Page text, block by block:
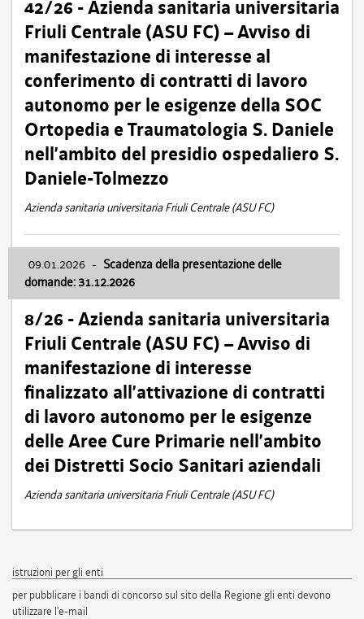
42/26 - Azienda sanitaria universitaria
Friuli Centrale (ASU FC) – Avviso di
manifestazione di interesse al
conferimento di contratti di lavoro
autonomo per le esigenze della SOC
Ortopedia e Traumatologia S. Daniele
nell’ambito del presidio ospedaliero S.
Daniele-Tolmezzo
Azienda sanitaria universitaria Friuli Centrale (ASU FC)
09.01.2026 - Scadenza della presentazione delle
domande: 31.12.2026
8/26 - Azienda sanitaria universitaria
Friuli Centrale (ASU FC) – Avviso di
manifestazione di interesse
finalizzato all’attivazione di contratti
di lavoro autonomo per le esigenze
delle Aree Cure Primarie nell’ambito
dei Distretti Socio Sanitari aziendali
Azienda sanitaria universitaria Friuli Centrale (ASU FC)
istruzioni per gli enti
per pubblicare i bandi di concorso sul sito della Regione gli enti devono
utilizzare l'e-mail